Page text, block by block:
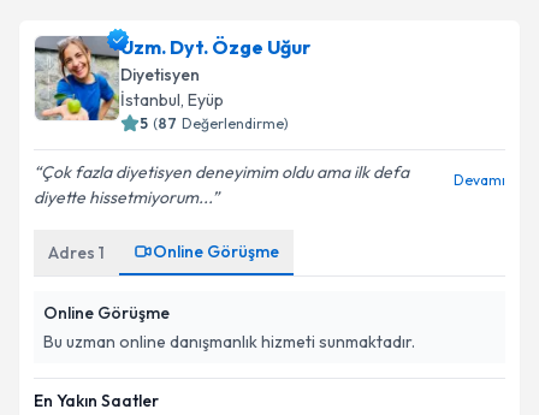
Uzm. Dyt. Özge Uğur
Diyetisyen
İstanbul, Eyüp
5 (87 Değerlendirme)
Çok fazla diyetisyen deneyimim oldu ama ilk defa
diyette hissetmiyorum...
Devamı
Adres 1 Online Görüşme
Online Görüşme
Bu uzman online danışmanlık hizmeti sunmaktadır.
En Yakın Saatler